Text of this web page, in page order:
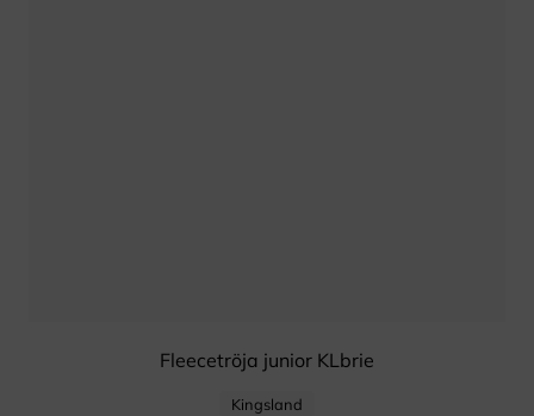
Fleecetröja junior KLbrie
Kingsland